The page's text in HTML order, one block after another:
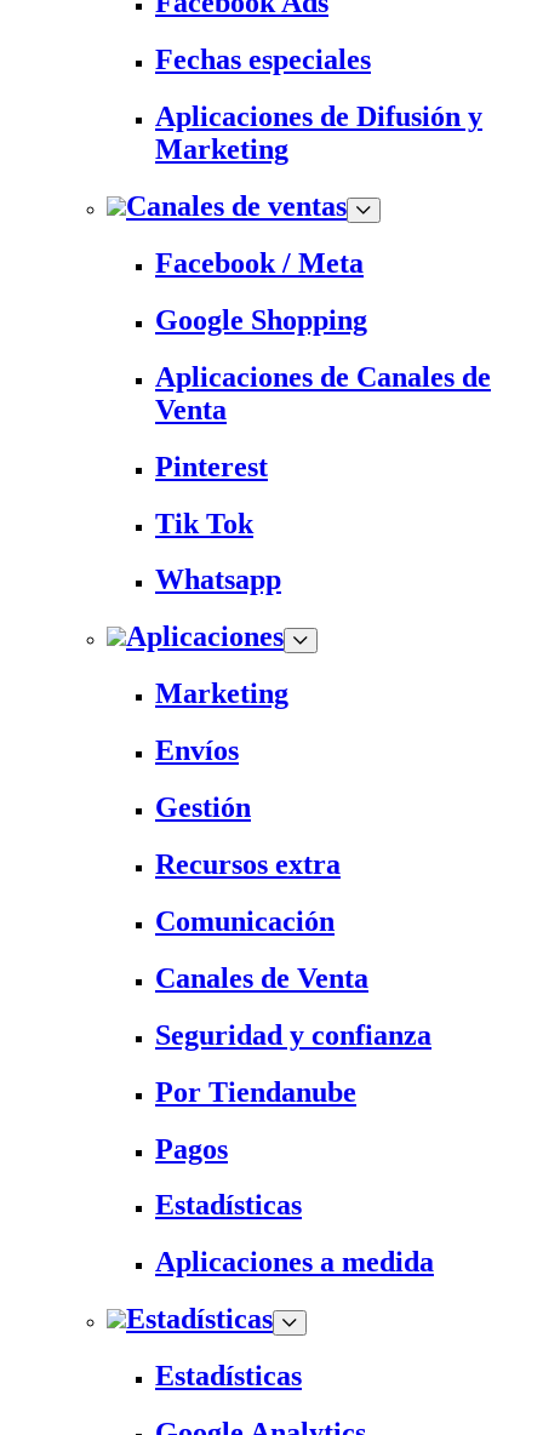
Fechas especiales
Aplicaciones de Difusión y
Marketing
Canales de ventas
Facebook / Meta
Google Shopping
Aplicaciones de Canales de
Venta
Pinterest
Tik Tok
Whatsapp
Aplicaciones
Marketing
Envíos
Gestión
Recursos extra
Comunicación
Canales de Venta
Seguridad y confianza
Por Tiendanube
Pagos
Estadísticas
Aplicaciones a medida
Estadísticas
Estadísticas